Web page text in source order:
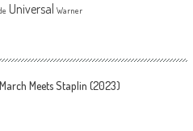
Universal Warner
Meets Staplin (2023)